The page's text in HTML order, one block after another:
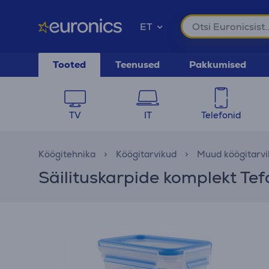
ET
Tooted Teenused Pakkumised
TV IT Telefonid
Köögitehnika Köögitarvikud Muud
Säilituskarpide komplekt